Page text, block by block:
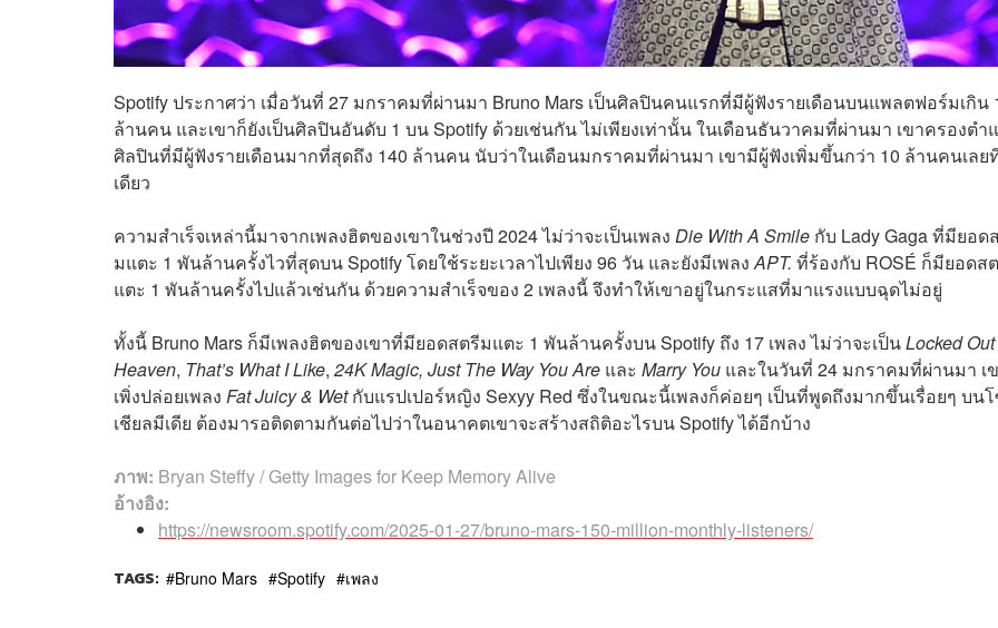
Spotify ประกาศว่า เมื่อวันที่ 27 มกราคมที่ผ่านมา Bruno Mars เป็นศิลปินคนแรกที่มีผู้ฟังรายเดือนบนแพลตฟอร์มเกิน
ล้านคน และเขาก็ยังเป็นศิลปินอันดับ 1 บน Spotify ด้วยเช่นกัน ไม่เพียงเท่านั้น ในเดือนธันวาคมที่ผ่านมา เขาครองตำ
ศิลปินที่มีผู้ฟังรายเดือนมากที่สุดถึง 140 ล้านคน นับว่าในเดือนมกราคมที่ผ่านมา เขามีผู้ฟังเพิ่มขึ้นกว่า 10 ล้านคนเลย
เดียว
ความสำเร็จเหล่านี้มาจากเพลงฮิตของเขาในช่วงปี 2024 ไม่ว่าจะเป็นเพลง Die With A Smile กับ Lady Gaga ที่มียอด
มแตะ 1 พันล้านครั้งไวที่สุดบน Spotify โดยใช้ระยะเวลาไปเพียง 96 วัน และยังมีเพลงAPT. ที่ร้องกับ ROSÉ ก็มียอดส
แตะ 1 พันล้านครั้งไปแล้วเช่นกัน ด้วยความสำเร็จของ 2 เพลงนี้ จึงทำให้เขาอยู่ในกระแสที่มาแรงแบบฉุดไม่อยู่
ทั้งนี้ Bruno Mars ก็มีเพลงฮิตของเขาที่มียอดสตรีมแตะ 1 พันล้านครั้งบน Spotify ถึง 17 เพลง ไม่ว่าจะเป็นLocked
Heaven, That’s What I Like, 24K Magic, Just The Way You Are และ Marry You และในวันที่ 24 มกราคมที่ผ่านมา เ
เพิ่งปล่อยเพลง Fat Juicy & Wetกับแรปเปอร์หญิง Sexyy Red ซึ่งในขณะนี้เพลงก็ค่อยๆ เป็นที่พูดถึงมากขึ้นเรื่อยๆ บน
เชียลมีเดีย ต้องมารอติดตามกันต่อไปว่าในอนาคตเขาจะสร้างสถิติอะไรบน Spotify ได้อีกบ้าง
ภาพ: Bryan Steffy / Getty Images for Keep Memory Alive
อ้างอิง:
https://newsroom.spotify.com/2025-01-27/bruno-mars-150-million-monthly-listeners/
TAGS: Bruno Mars Spotify เพลง